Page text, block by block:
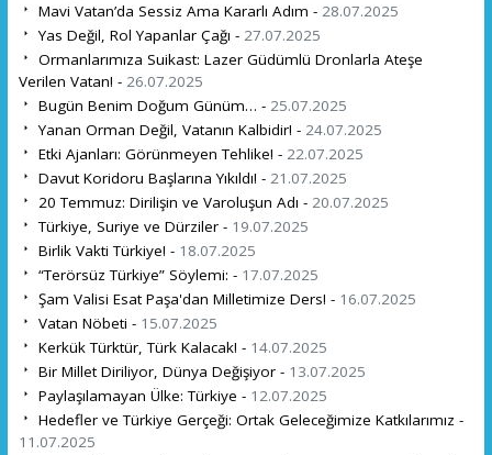
Mavi Vatan’da Sessiz Ama Kararlı Adım - 28.07.2025
Yas Değil, Rol Yapanlar Çağı - 27.07.2025
Ormanlarımıza Suikast: Lazer Güdümlü Dronlarla Ateşe
Verilen Vatan! - 26.07.2025
Bugün Benim Doğum Günüm… - 25.07.2025
Yanan Orman Değil, Vatanın Kalbidir! - 24.07.2025
Etki Ajanları: Görünmeyen Tehlike! - 22.07.2025
Davut Koridoru Başlarına Yıkıldı! - 21.07.2025
20 Temmuz: Dirilişin ve Varoluşun Adı - 20.07.2025
Türkiye, Suriye ve Dürziler - 19.07.2025
Birlik Vakti Türkiye! - 18.07.2025
“Terörsüz Türkiye” Söylemi: - 17.07.2025
Şam Valisi Esat Paşa'dan Milletimize Ders! - 16.07.2025
Vatan Nöbeti - 15.07.2025
Kerkük Türktür, Türk Kalacak! - 14.07.2025
Bir Millet Diriliyor, Dünya Değişiyor - 13.07.2025
Paylaşılamayan Ülke: Türkiye - 12.07.2025
Hedefler ve Türkiye Gerçeği: Ortak Geleceğimize Katkılarımız -
11.07.2025